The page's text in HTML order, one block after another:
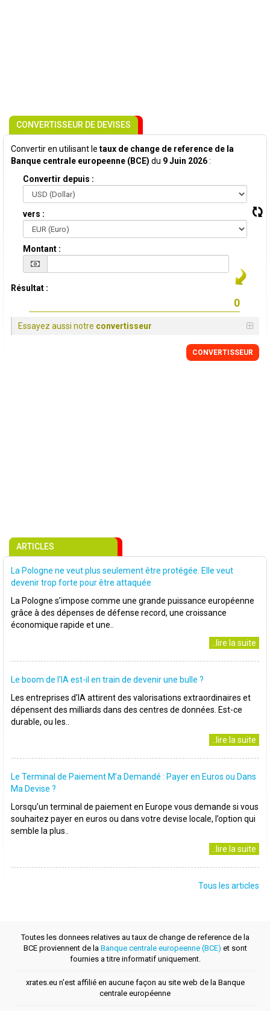
CONVERTISSEUR DE DEVISES
Convertir en utilisant le taux de change de reference de la
Banque centrale europeenne (BCE) du 9 Juin 2026:
Convertir depuis :
vers :
Montant :
Résultat :
Essayez aussi notre convertisseur
CONVERTISSEUR
ARTICLES
La Pologne ne veut plus seulement être protégée. Elle veut
devenir trop forte pour être attaquée
La Pologne s’impose comme une grande puissance européenne
grâce à des dépenses de défense record, une croissance
économique rapide et une..
..lire la suite
Le boom de l’IA est-il en train de devenir une bulle ?
Les entreprises d’IA attirent des valorisations extraordinaires et
dépensent des milliards dans des centres de données. Est-ce
durable, ou les..
..lire la suite
Le Terminal de Paiement M’a Demandé : Payer en Euros ou Dans
Ma Devise ?
Lorsqu’un terminal de paiement en Europe vous demande si vous
souhaitez payer en euros ou dans votre devise locale, l’option qui
semble la plus..
..lire la suite
Tous les articles
Toutes les donnees relatives au taux de change de reference de la
BCE proviennent de la Banque centrale europeenne (BCE) et sont
fournies a titre informatif uniquement.
xrates.eu n'est affilié en aucune façon au site web de la Banque
centrale européenne